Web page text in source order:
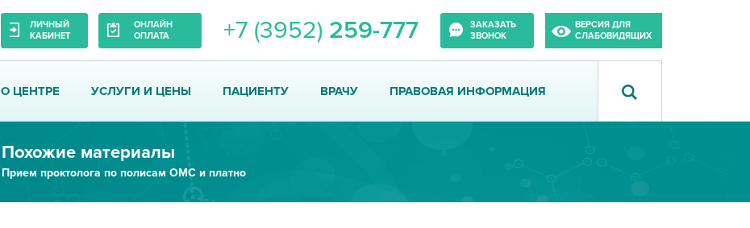
ЛИЧНЫЙ
КАБИНЕТ
ОНЛАЙН
ОПЛАТА
+7 (3952) 259-777
ЗАКАЗАТЬ
ЗВОНОК
ВЕРСИЯ ДЛЯ
СЛАБОВИДЯЩИХ
О ЦЕНТРЕ УСЛУГИ И ЦЕНЫ ПАЦИЕНТУ ВРАЧУ ПРАВОВАЯ ИНФОРМАЦИЯ
Похожие материалы
Прием проктолога по полисам ОМС и платно